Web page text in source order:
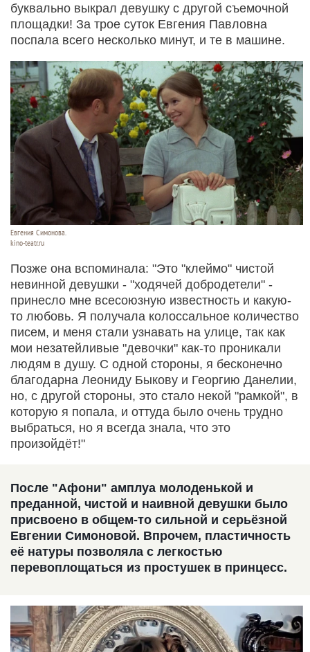
буквально выкрал девушку с другой съемочной
площадки! За трое суток Евгения Павловна
поспала всего несколько минут, и те в машине.
Евгения Симонова.
kino-teatr.ru
Позже она вспоминала: "Это "клеймо" чистой
невинной девушки - "ходячей добродетели" -
принесло мне всесоюзную известность и какую-
то любовь. Я получала колоссальное количество
писем, и меня стали узнавать на улице, так как
мои незатейливые "девочки" как-то проникали
людям в душу. С одной стороны, я бесконечно
благодарна Леониду Быкову и Георгию Данелии,
но, с другой стороны, это стало некой "рамкой", в
которую я попала, и оттуда было очень трудно
выбраться, но я всегда знала, что это
произойдёт!"
После "Афони" амплуа молоденькой и
преданной, чистой и наивной девушки было
присвоено в общем-то сильной и серьёзной
Евгении Симоновой. Впрочем, пластичность
её натуры позволяла с легкостью
перевоплощаться из простушек в принцесс.